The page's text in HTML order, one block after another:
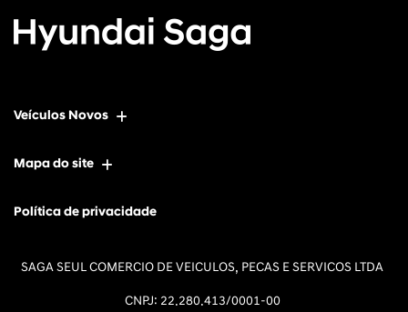
Veículos Novos
Mapa do site
Política de privacidade
SAGA SEUL COMERCIO DE VEICULOS, PECAS E SERVICOS LTDA
CNPJ: 22.280.413/0001-00